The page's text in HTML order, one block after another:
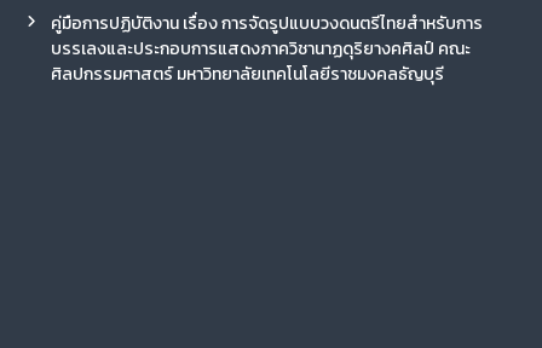
คู่มือการปฏิบัติงาน เรื่อง การจัดรูปแบบวงดนตรีไทยสำหรับการ
บรรเลงและประกอบการแสดงภาควิชานาฏดุริยางคศิลป์ คณะ
ศิลปกรรมศาสตร์ มหาวิทยาลัยเทคโนโลยีราชมงคลธัญบุรี